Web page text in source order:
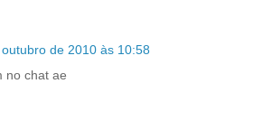
de 2010 às 10:58
no chat ae